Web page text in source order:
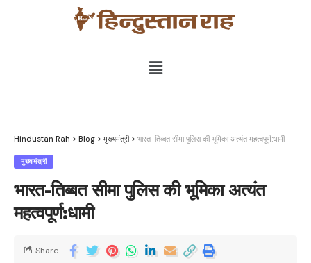
Hindustan Rah > Blog > मुख्यमंत्री> भारत-तिब्बत सीमा पुलिस की भूमिका अत्यंत महत्वपूर्ण:धामी
मुख्यमंत्री
भारत-तिब्बत सीमा पुलिस की भूमिका अत्यंत
महत्वपूर्ण:धामी
Share